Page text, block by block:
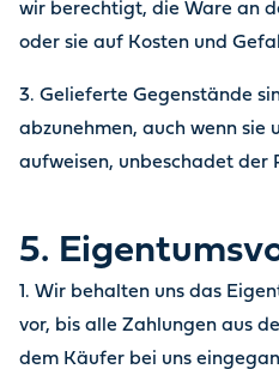
wir berechtigt, die Ware an
oder sie auf Kosten und
3. Gelieferte Gegenstände
abzunehmen, auch wenn sie
aufweisen, unbeschadet der
5.
1. Wir behalten uns das
vor, bis alle Zahlungen aus
dem Käufer bei uns